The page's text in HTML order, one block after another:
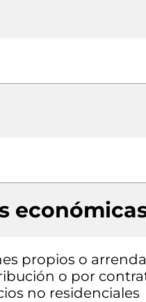
propios o
o por
no residenciales